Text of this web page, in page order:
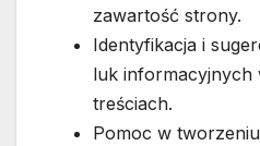
zawartość strony.
Identyfikacja i
luk informacyjnych
treściach.
Pomoc w